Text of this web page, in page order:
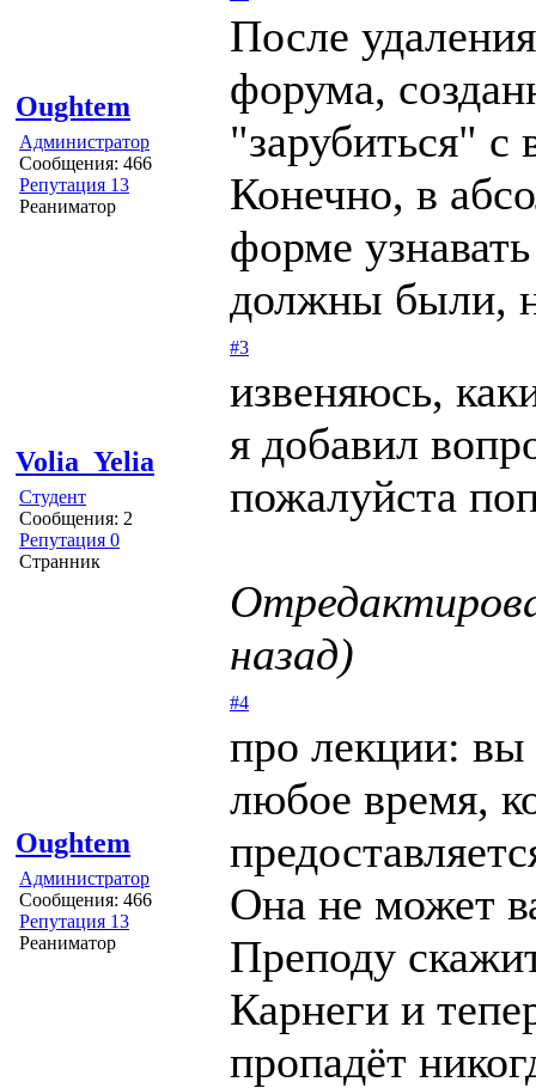
Oughtem
Администратор
Сообщения: 466
Репутация 13
Реаниматор
После
форума,
"зарубиться"
Конечно, в
форме
должны были,
Volia_Yelia
Студент
Сообщения: 2
Репутация 0
Странник
#3
извеняюсь,
я добавил
пожалуйста
назад)
Oughtem
Администратор
Сообщения: 466
Репутация 13
Реаниматор
#4
про лекции: вы
любое время,
Она не может
Преподу
Карнеги и
пропадёт